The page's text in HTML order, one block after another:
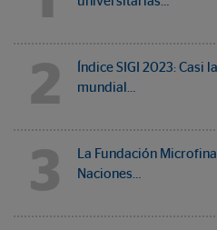
2
Índice SIGI 2023: Casi
mundial…
3
La Fundación
Naciones…